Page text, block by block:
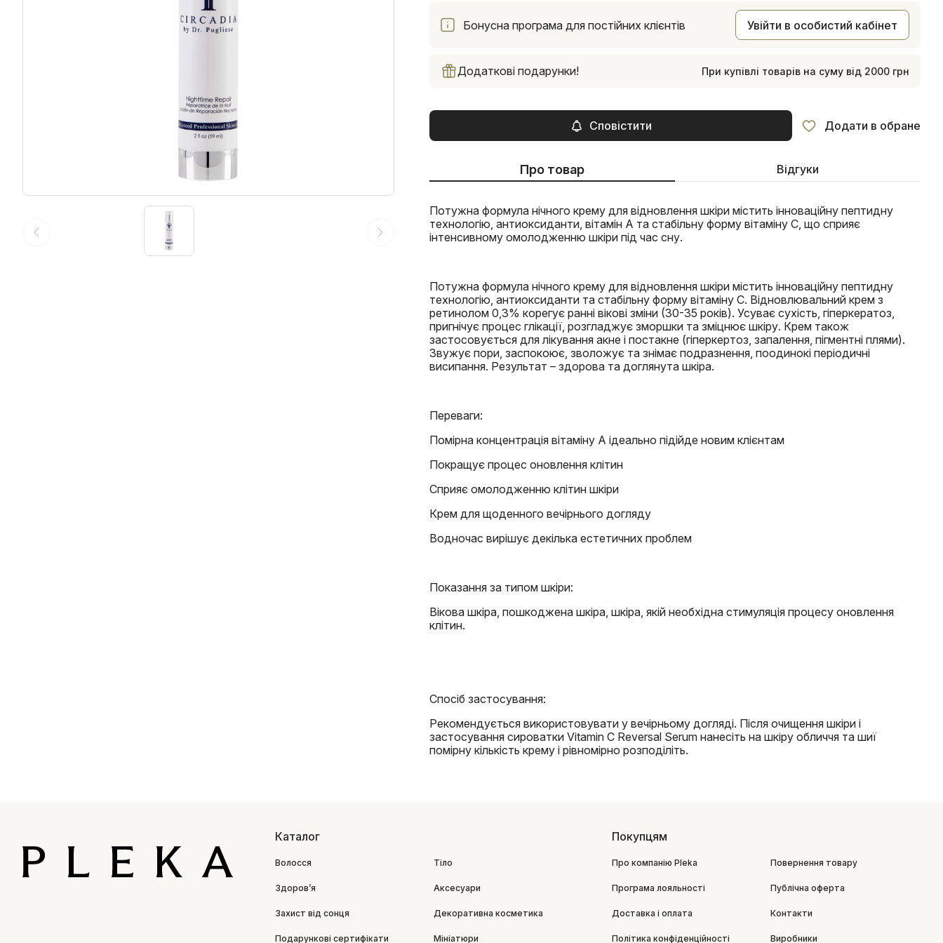
Бонусна програма для постійних клієнтів Увійти в особистий кабінет
Додаткові подарунки! При купівлі товарів на суму від 2000 грн
Сповістити Додати в обране
Про товар Відгуки
Потужна формула нічного крему для відновлення шкіри містить інноваційну пептидну
технологію, антиоксиданти, вітамін А та стабільну форму вітаміну С, що сприяє
інтенсивному омолодженню шкіри під час сну.
Потужна формула нічного крему для відновлення шкіри містить інноваційну пептидну
технологію, антиоксиданти та стабільну форму вітаміну С. Відновлювальний крем з
ретинолом 0,3% корегує ранні вікові зміни (30-35 років). Усуває сухість, гіперкератоз,
пригнічує процес глікації, розгладжує зморшки та зміцнює шкіру. Крем також
застосовується для лікування акне і постакне (гіперкертоз, запалення, пігментні плями).
Звужує пори, заспокоює, зволожує та знімає подразнення, поодинокі періодичні
висипання. Результат – здорова та доглянута шкіра.
Переваги:
Помірна концентрація вітаміну А ідеально підійде новим клієнтам
Покращує процес оновлення клітин
Сприяє омолодженню клітин шкіри
Крем для щоденного вечірнього догляду
Водночас вирішує декілька естетичних проблем
Показання за типом шкіри:
Вікова шкіра, пошкоджена шкіра, шкіра, якій необхідна стимуляція процесу оновлення
клітин.
Спосіб застосування:
Рекомендується використовувати у вечірньому догляді. Після очищення шкіри і
застосування сироватки Vitamin C Reversal Serum нанесіть на шкіру обличчя та шиї
помірну кількість крему і рівномірно розподіліть.
Каталог
Волосся Тіло
Здоровʼя Аксесуари
Захист від сонця Декоративна косметика
Подарункові сертифікати Мініатюри
Покупцям
Про компанію Pleka Повернення товару
Програма лояльності Публічна оферта
Доставка і оплата Контакти
Політика конфіденційності Виробники